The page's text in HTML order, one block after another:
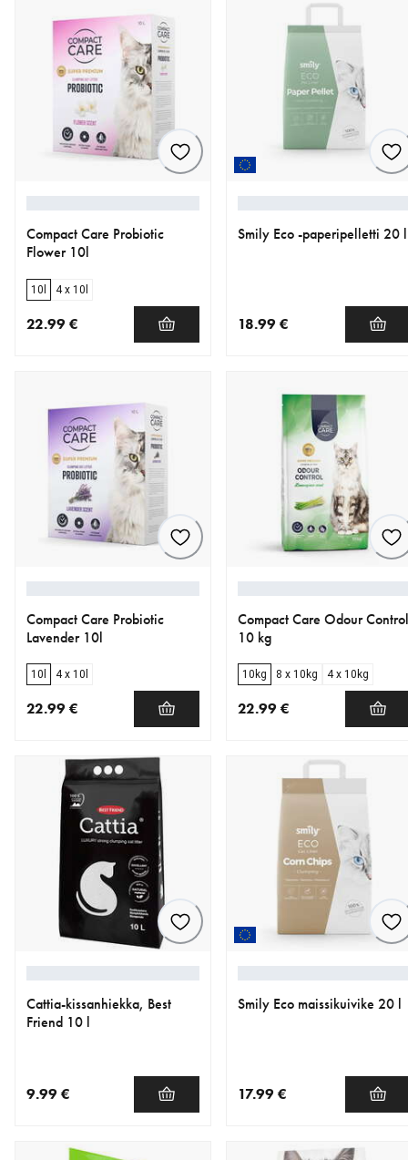
Compact Care Probiotic
Flower 10l
10l 4 x 10l
22.99 €
Smily Eco -paperipelletti 20 l
18.99 €
Compact Care Probiotic
Lavender 10l
10l 4 x 10l
22.99 €
Compact Care Odour Control
10 kg
10kg 8 x 10kg 4 x 10kg
22.99 €
Cattia-kissanhiekka, Best
Friend 10 l
9.99 €
Smily Eco maissikuivike 20 l
17.99 €